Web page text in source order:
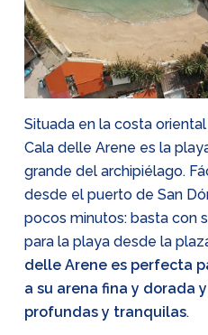
Situada en la costa
Cala delle Arene es la
grande del archipiélago.
desde el puerto de San
pocos minutos: basta con
para la playa desde la
delle Arene es perfecta
a su arena fina y dorada
profundas y tranquilas.